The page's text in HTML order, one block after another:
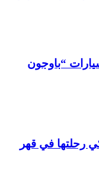
“باوجون
رحلتها في قهر